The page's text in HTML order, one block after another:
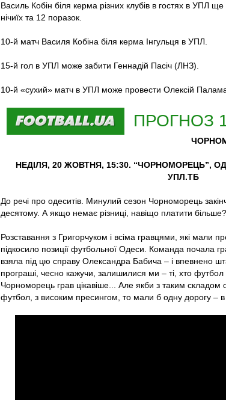
52 Лосенко із штрафного закрутив до рук Кучеренка.
55 Тримається м'яч у центрі поля цими хвилинами.
60
ГООООООООООООООООООООООООЛ! Топалова
Путря розстріляв ворота.
62’ І надалі тримає м'яч у атаці ЛНЗ.
64’ Дайко отримав по обличчю в боротьбі в центрі поля.
на лівому фланзі атаки сфолив проти
69 ’ КисленкозамінивЛосенка.
69’ СадпомінявСітала.
71’ П'ЯТОВ!Удар із зони перед штрафним полетів повз
72’ Саднебезпечно зіграв проти Тілля в центрі поля.
Василь Кобін біля керма різних клубів в гостях в УПЛ
нічиїх та 12 поразок.
10-й матч Василя Кобіна біля керма Інгульця в УПЛ.
15-й гол в УПЛ може забити Геннадій Пасіч (ЛНЗ).
10-й «сухий» матч в УПЛ може провести Олексій
ПРОГНОЗ
НЕДIЛЯ, 20 ЖОВТНЯ, 15:30. “ЧОРНОМОРЕЦЬ”,
УПЛ.ТБ
До речі про одеситів. Минулий сезон Чорноморець
десятому. А якщо немає різниці, навіщо платити більше?
Розставання з Григорчуком і всіма гравцями, які мали
підкосило позиції футбольної Одеси. Команда почала
взяла під цю справу Олександра Бабича – і впевнено
програші, чесно кажучи, залишилися ми – ті, хто футбол
Чорноморець грав цікавіше... Але якби з таким складом
футбол, з високим пресингом, то мали б одну дорогу – в